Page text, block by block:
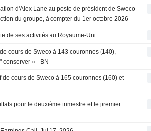
d'Alex Lane au poste de président de Sweco
du groupe, à compter du 1er octobre 2026
de ses activités au Royaume-Uni
cours de Sweco à 143 couronnes (140),
conserver » - BN
de cours de Sweco à 165 couronnes (160) et
pour le deuxième trimestre et le premier